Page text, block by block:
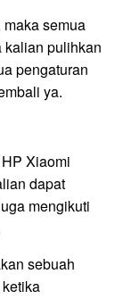
maka semua
kalian pulihkan
pengaturan
ya.
Xiaomi
dapat
mengikuti
sebuah